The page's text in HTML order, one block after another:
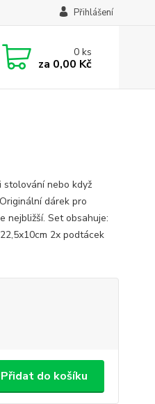
Přihlášení
0ks
za 0,00 Kč
nebo když
dárek pro
nejbližší. Set obsahuje:
2x podtácek
Přidat do košíku